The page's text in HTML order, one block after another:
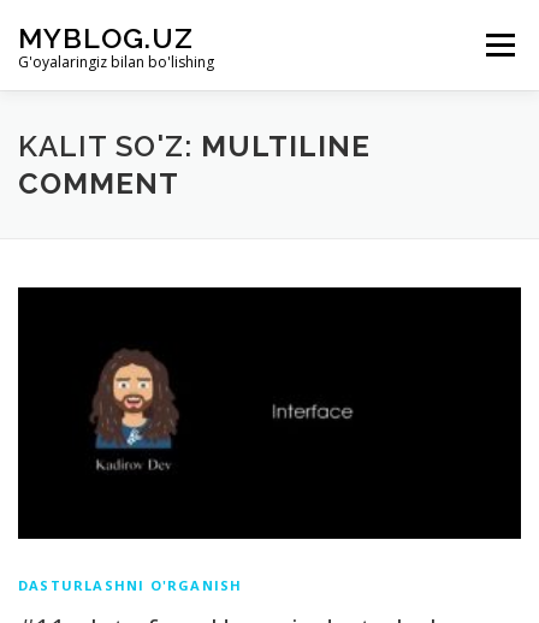
MYBLOG.UZ
G'oyalaringiz bilan bo'lishing
Menu
LOYIHA HAQIDA BO’LIMLAR KIRISH
KALIT SO'Z: MULTILINE
COMMENT
DASTURLASHNI O'RGANISH